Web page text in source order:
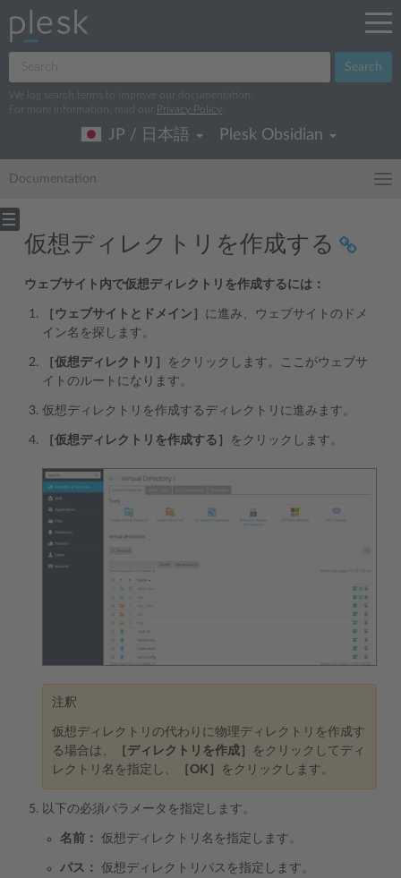
Search
We log search terms to improve our documentation.
For more information, read our
Privacy Policy
JP / 日本語 Plesk Obsidian
Documentation
仮想ディレクトリを作成する
ウェブサイト内で仮想ディレクトリを作成するには：
［ウェブサイトとドメイン］ に進み、ウェブサイトのドメ
イン名を探します。
［仮想ディレクトリ］
をクリックします。ここがウェブサ
イトのルートになります。
仮想ディレクトリを作成するディレクトリに進みます。
［仮想ディレクトリを作成する］ をクリックします。
注釈
仮想ディレクトリの代わりに物理ディレクトリを作成す
る場合は、
［ディレクトリを作成］
をクリックしてディ
レクトリ名を指定し、
［OK］ をクリックします。
以下の必須パラメータを指定します。
名前： 仮想ディレクトリ名を指定します。
パス： 仮想ディレクトリパスを指定します。